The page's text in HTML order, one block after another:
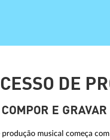
DE
E
musical começa